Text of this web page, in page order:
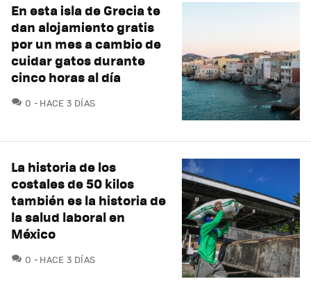
En esta isla de Grecia te
dan alojamiento gratis
por un mes a cambio de
cuidar gatos durante
cinco horas al día
0 COMENTARIOS
HACE 3 DÍAS
La historia de los
costales de 50 kilos
también es la historia de
la salud laboral en
México
0 COMENTARIOS
HACE 3 DÍAS